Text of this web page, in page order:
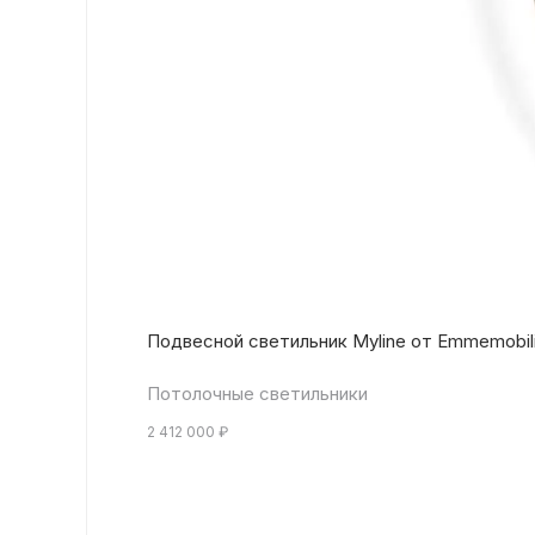
Подвесной светильник Myline от
Потолочные светильники
2 412 000 ₽